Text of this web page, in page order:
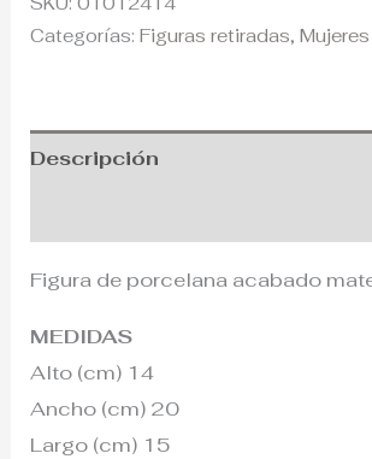
Categorías:Figuras retiradas,Mujeres
Descripción
Figura de porcelana acabado
MEDIDAS
Alto (cm) 14
Ancho (cm) 20
Largo (cm) 15